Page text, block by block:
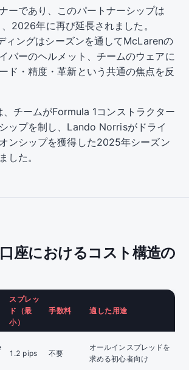
ーであり、このパートナーシップは
2026年に再び延長されました。
ィングはシーズンを通してMcLarenの
バーのヘルメット、チームのウェアに
ド・精度・革新という共通の焦点を反
チームがFormula 1コンストラクター
ップを制し、Lando Norrisがドライ
ンシップを獲得した2025年シーズン
した。
座におけるコスト構造の
スプレッ
ド（最
小）
手数料 適した用途
1.2 pips 不要
オールインスプレッドを
求める初心者向け